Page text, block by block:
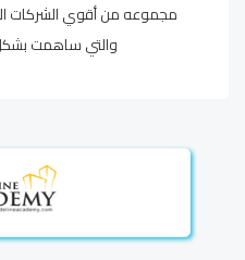
مجموعه من أقوي الشركات
والتي ساهمت بشكل